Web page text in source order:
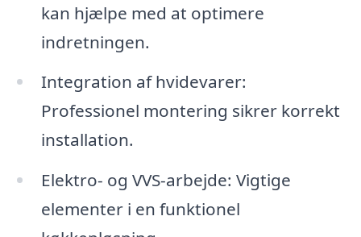
kan hjælpe med at optimere
indretningen.
Integration af hvidevarer:
Professionel montering sikrer korrekt
installation.
Elektro- og VVS-arbejde: Vigtige
elementer i en funktionel